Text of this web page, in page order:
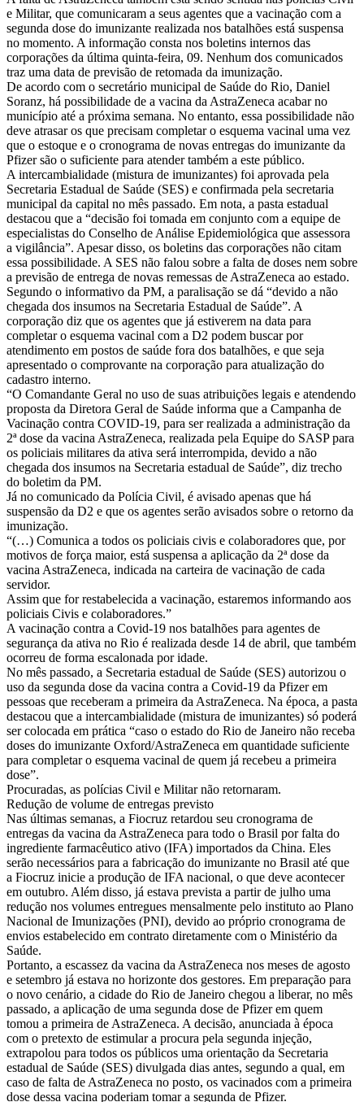
e Militar, que comunicaram a seus agentes que a vacinação com a
segunda dose do imunizante realizada nos batalhões está suspensa
no momento. A informação consta nos boletins internos das
corporações da última quinta-feira, 09. Nenhum dos comunicados
traz uma data de previsão de retomada da imunização.
De acordo com o secretário municipal de Saúde do Rio, Daniel
Soranz, há possibilidade de a vacina da AstraZeneca acabar no
município até a próxima semana. No entanto, essa possibilidade não
deve atrasar os que precisam completar o esquema vacinal uma vez
que o estoque e o cronograma de novas entregas do imunizante da
Pfizer são o suficiente para atender também a este público.
A intercambialidade (mistura de imunizantes) foi aprovada pela
Secretaria Estadual de Saúde (SES) e confirmada pela secretaria
municipal da capital no mês passado. Em nota, a pasta estadual
destacou que a “decisão foi tomada em conjunto com a equipe de
especialistas do Conselho de Análise Epidemiológica que assessora
a vigilância”. Apesar disso, os boletins das corporações não citam
essa possibilidade. A SES não falou sobre a falta de doses nem sobre
a previsão de entrega de novas remessas de AstraZeneca ao estado.
Segundo o informativo da PM, a paralisação se dá “devido a não
chegada dos insumos na Secretaria Estadual de Saúde”. A
corporação diz que os agentes que já estiverem na data para
completar o esquema vacinal com a D2 podem buscar por
atendimento em postos de saúde fora dos batalhões, e que seja
apresentado o comprovante na corporação para atualização do
cadastro interno.
“O Comandante Geral no uso de suas atribuições legais e atendendo
proposta da Diretora Geral de Saúde informa que a Campanha de
Vacinação contra COVID-19, para ser realizada a administração da
2ª dose da vacina AstraZeneca, realizada pela Equipe do SASP para
os policiais militares da ativa será interrompida, devido a não
chegada dos insumos na Secretaria estadual de Saúde”, diz trecho
do boletim da PM.
Já no comunicado da Polícia Civil, é avisado apenas que há
suspensão da D2 e que os agentes serão avisados sobre o retorno da
imunização.
“(…) Comunica a todos os policiais civis e colaboradores que, por
motivos de força maior, está suspensa a aplicação da 2ª dose da
vacina AstraZeneca, indicada na carteira de vacinação de cada
servidor.
Assim que for restabelecida a vacinação, estaremos informando aos
policiais Civis e colaboradores.”
A vacinação contra a Covid-19 nos batalhões para agentes de
segurança da ativa no Rio é realizada desde 14 de abril, que também
ocorreu de forma escalonada por idade.
No mês passado, a Secretaria estadual de Saúde (SES) autorizou o
uso da segunda dose da vacina contra a Covid-19 da Pfizer em
pessoas que receberam a primeira da AstraZeneca. Na época, a pasta
destacou que a intercambialidade (mistura de imunizantes) só poderá
ser colocada em prática “caso o estado do Rio de Janeiro não receba
doses do imunizante Oxford/AstraZeneca em quantidade suficiente
para completar o esquema vacinal de quem já recebeu a primeira
dose”.
Procuradas, as polícias Civil e Militar não retornaram.
Redução de volume de entregas previsto
Nas últimas semanas, a Fiocruz retardou seu cronograma de
entregas da vacina da AstraZeneca para todo o Brasil por falta do
ingrediente farmacêutico ativo (IFA) importados da China. Eles
serão necessários para a fabricação do imunizante no Brasil até que
a Fiocruz inicie a produção de IFA nacional, o que deve acontecer
em outubro. Além disso, já estava prevista a partir de julho uma
redução nos volumes entregues mensalmente pelo instituto ao Plano
Nacional de Imunizações (PNI), devido ao próprio cronograma de
envios estabelecido em contrato diretamente com o Ministério da
Saúde.
Portanto, a escassez da vacina da AstraZeneca nos meses de agosto
e setembro já estava no horizonte dos gestores. Em preparação para
o novo cenário, a cidade do Rio de Janeiro chegou a liberar, no mês
passado, a aplicação de uma segunda dose de Pfizer em quem
tomou a primeira de AstraZeneca. A decisão, anunciada à época
com o pretexto de estimular a procura pela segunda injeção,
extrapolou para todos os públicos uma orientação da Secretaria
estadual de Saúde (SES) divulgada dias antes, segundo a qual, em
caso de falta de AstraZeneca no posto, os vacinados com a primeira
dose dessa vacina poderiam tomar a segunda de Pfizer.